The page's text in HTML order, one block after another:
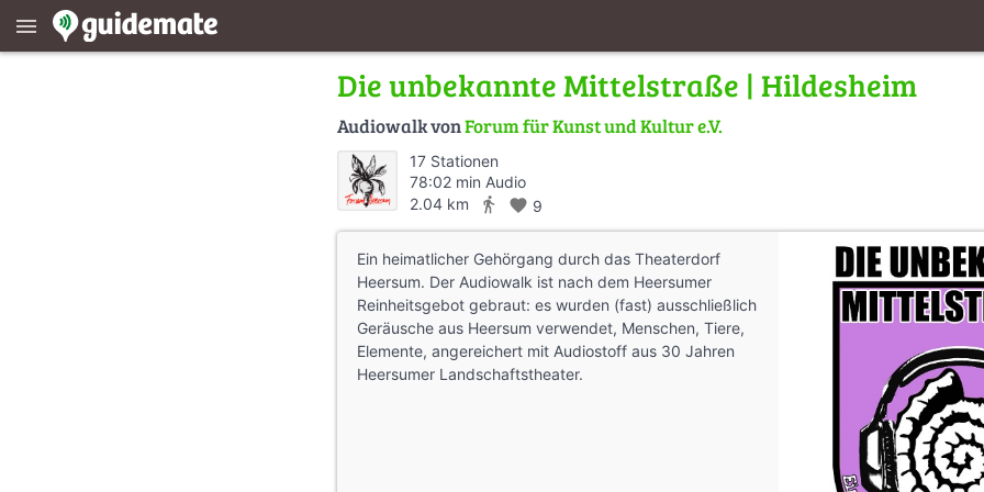
menu
Die unbekannte Mittelstraße | Hildesheim
Audiowalk vonForum für Kunst und Kultur e.V.
17 Stationen
78:02 min Audio
2.04 km
directions_walk favorite 9
Ein heimatlicher Gehörgang durch das Theaterdorf
Heersum. Der Audiowalk ist nach dem Heersumer
Reinheitsgebot gebraut: es wurden (fast) ausschließlich
Geräusche aus Heersum verwendet, Menschen, Tiere,
Elemente, angereichert mit Audiostoff aus 30 Jahren
Heersumer Landschaftstheater.